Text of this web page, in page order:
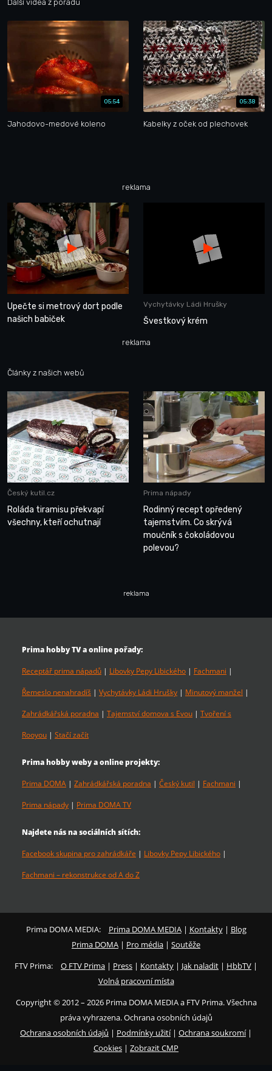
Další videa z pořadu
05:54
Jahodovo-medové koleno
05:38
Kabelky z oček od plechovek
reklama
Upečte si metrový dort podle
našich babiček
Vychytávky Ládi Hrušky
Švestkový krém
reklama
Články z našich webů
Český kutil.cz
Roláda tiramisu překvapí
všechny, kteří ochutnají
Prima nápady
Rodinný recept opředený
tajemstvím. Co skrývá
moučník s čokoládovou
polevou?
reklama
Prima hobby TV a online pořady:
Receptář prima nápadů | Libovky Pepy Libického | Fachmani |
Řemeslo nenahradíš | Vychytávky Ládi Hrušky | Minutový manžel |
Zahrádkářská poradna | Tajemství domova s Evou | Tvoření s
Rooyou | Stačí začít
Prima hobby weby a online projekty:
Prima DOMA | Zahrádkářská poradna | Český kutil | Fachmani |
Prima nápady | Prima DOMA TV
Najdete nás na sociálních sítích:
Facebook skupina pro zahrádkáře | Libovky Pepy Libického |
Fachmani – rekonstrukce od A do Z
Prima DOMA MEDIA: Prima DOMA MEDIA| Kontakty| Blog
Prima DOMA | Pro média | Soutěže
FTV Prima:
O FTV Prima | Press | Kontakty | Jak naladit | HbbTV |
Volná pracovní místa
Copyright © 2012 – 2026 Prima DOMA MEDIA a FTV Prima. Všechna
práva vyhrazena. Ochrana osobních údajů
Ochrana osobních údajů | Podmínky užití| Ochrana soukromí|
Cookies | Zobrazit CMP